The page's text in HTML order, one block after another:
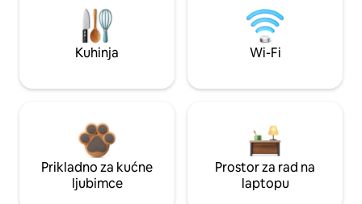
Kuhinja Wi-Fi
Prikladno za kućne
ljubimce
Prostor za rad na
laptopu